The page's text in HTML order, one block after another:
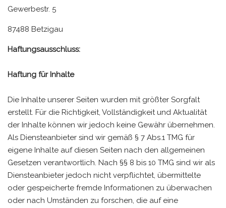
Gewerbestr. 5
87488 Betzigau
Haftungsausschluss:
Haftung für Inhalte
Die Inhalte unserer Seiten wurden mit größter Sorgfalt
erstellt. Für die Richtigkeit, Vollständigkeit und Aktualität
der Inhalte können wir jedoch keine Gewähr übernehmen.
Als Diensteanbieter sind wir gemäß § 7 Abs.1 TMG für
eigene Inhalte auf diesen Seiten nach den allgemeinen
Gesetzen verantwortlich. Nach §§ 8 bis 10 TMG sind wir als
Diensteanbieter jedoch nicht verpflichtet, übermittelte
oder gespeicherte fremde Informationen zu überwachen
oder nach Umständen zu forschen, die auf eine